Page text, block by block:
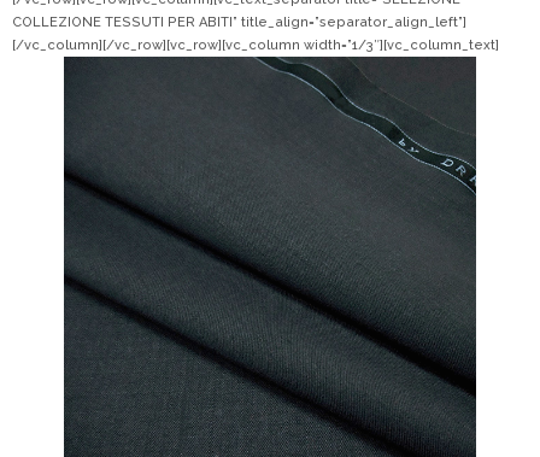
COLLEZIONE TESSUTI PER ABITI” title_align=”separator_align_left”]
[/vc_column][/vc_row][vc_row][vc_column width=”1/3″][vc_column_text]